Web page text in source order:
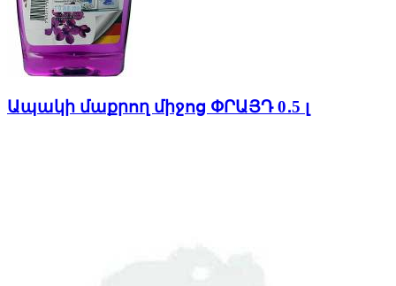
Ապակի մաքրող միջոց ՓՐԱՅԴ 0․5 լ